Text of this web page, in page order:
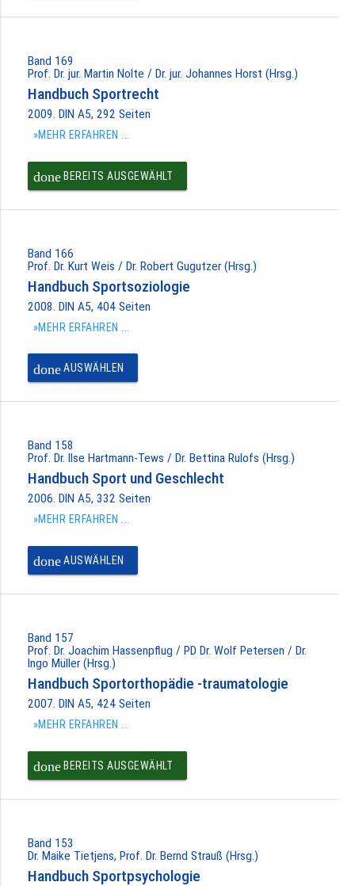
Band 169
Prof. Dr. jur. Martin Nolte / Dr. jur. Johannes Horst (Hrsg.)
Handbuch Sportrecht
2009. DIN A5, 292 Seiten
»MEHR ERFAHREN ...
doneBEREITS AUSGEWÄHLT
Band 166
Prof. Dr. Kurt Weis / Dr. Robert Gugutzer (Hrsg.)
Handbuch Sportsoziologie
2008. DIN A5, 404 Seiten
»MEHR ERFAHREN ...
doneAUSWÄHLEN
Band 158
Prof. Dr. Ilse Hartmann-Tews / Dr. Bettina Rulofs (Hrsg.)
Handbuch Sport und Geschlecht
2006. DIN A5, 332 Seiten
»MEHR ERFAHREN ...
doneAUSWÄHLEN
Band 157
Prof. Dr. Joachim Hassenpflug / PD Dr. Wolf Petersen / Dr.
Ingo Müller (Hrsg.)
Handbuch Sportorthopädie -traumatologie
2007. DIN A5, 424 Seiten
»MEHR ERFAHREN ...
doneBEREITS AUSGEWÄHLT
Band 153
Dr. Maike Tietjens, Prof. Dr. Bernd Strauß (Hrsg.)
Handbuch Sportpsychologie